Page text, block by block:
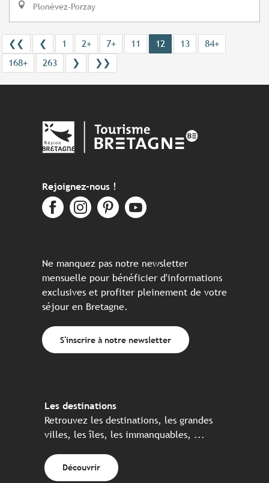
Plonévez-Porzay
❮❮ ❮ 1 2+ 7+ 11 12 13
84+
168+
263 ❯ ❯❯
Rejoignez-nous !
Ne manquez pas notre newsletter
mensuelle pour bénéficier d'informations
exclusives et profiter pleinement de votre
séjour en Bretagne.
S'inscrire à notre newsletter
Les destinations
Retrouvez les destinations, les grandes
villes, les îles, les immanquables, ...
Découvrir